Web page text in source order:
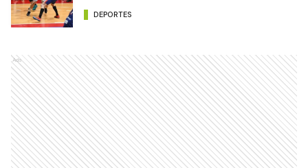
DEPORTES
Ads